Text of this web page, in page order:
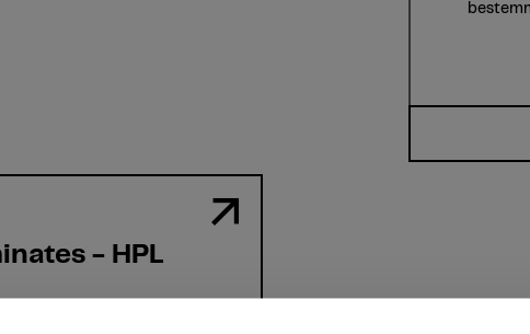
- HPL